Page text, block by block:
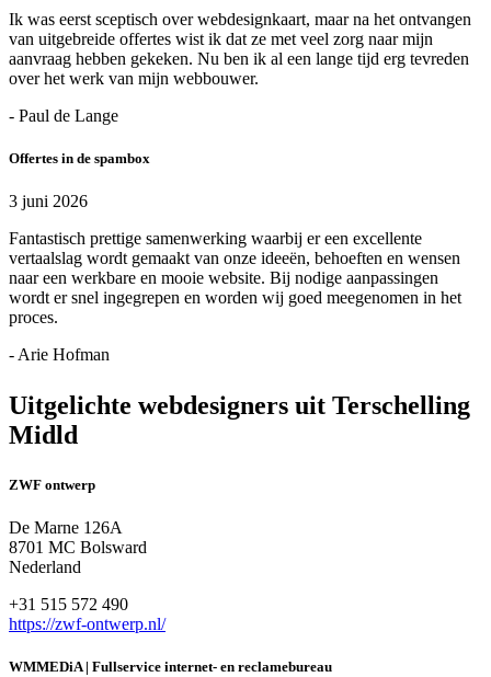
Ik was eerst sceptisch over webdesignkaart, maar na het ontvangen
van uitgebreide offertes wist ik dat ze met veel zorg naar mijn
aanvraag hebben gekeken. Nu ben ik al een lange tijd erg tevreden
over het werk van mijn webbouwer.
- Paul de Lange
Offertes in de spambox
3 juni 2026
Fantastisch prettige samenwerking waarbij er een excellente
vertaalslag wordt gemaakt van onze ideeën, behoeften en wensen
naar een werkbare en mooie website. Bij nodige aanpassingen
wordt er snel ingegrepen en worden wij goed meegenomen in het
proces.
- Arie Hofman
Uitgelichte webdesigners uit Terschelling
Midld
ZWF ontwerp
De Marne 126A
8701 MC Bolsward
Nederland
+31 515 572 490
https://zwf-ontwerp.nl/
WMMEDiA | Fullservice internet- en reclamebureau